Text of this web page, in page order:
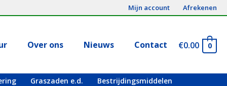
Mijn account Afrekenen
Over ons Nieuws Contact €0.00 0
Graszaden e.d. Bestrijdingsmiddelen